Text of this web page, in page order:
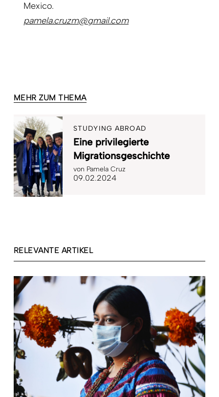
Mexico.
pamela.cruzm@gmail.com
MEHR ZUM THEMA
STUDYING ABROAD
Eine privilegierte
Migrationsgeschichte
von Pamela Cruz
09.02.2024
RELEVANTE ARTIKEL